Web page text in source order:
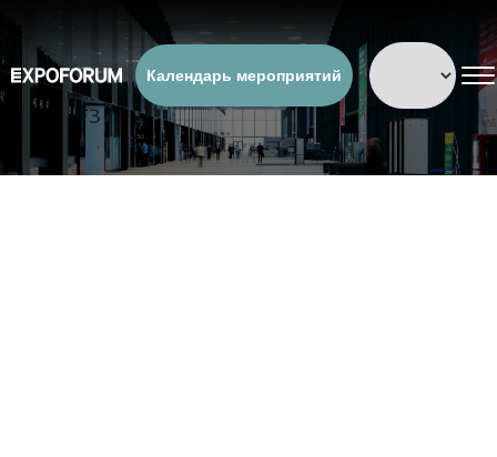
Календарь мероприятий